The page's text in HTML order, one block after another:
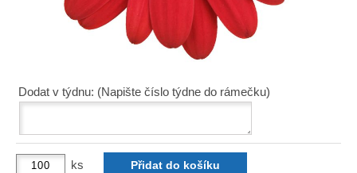
Dodat v týdnu: (Napište číslo týdne do rámečku)
ks